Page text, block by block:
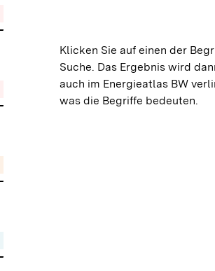
Klicken Sie auf einen der
Suche. Das Ergebnis wird
auch im Energieatlas BW
was die Begriffe bedeuten.